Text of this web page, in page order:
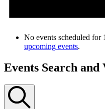
No events scheduled for
upcoming events.
Events Search and